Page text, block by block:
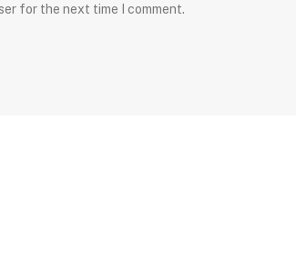
for the next time I comment.